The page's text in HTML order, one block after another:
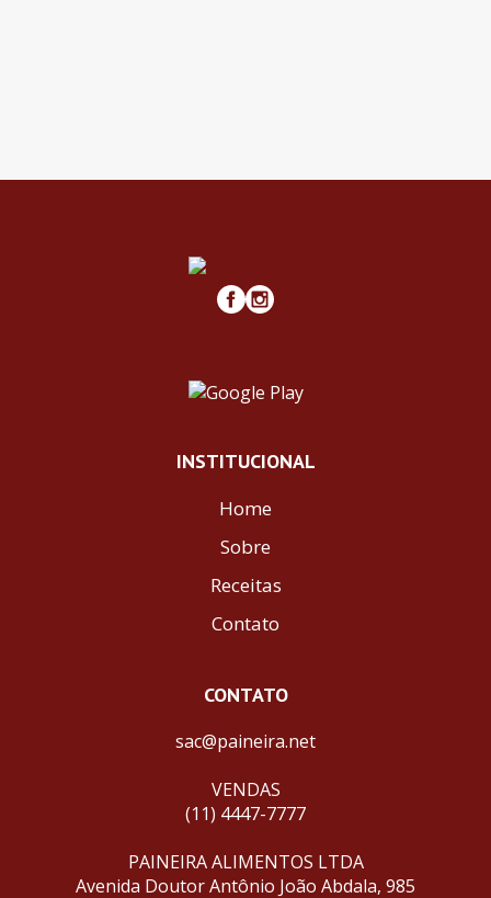
INSTITUCIONAL
Home
Sobre
Receitas
Contato
CONTATO
sac@paineira.net
VENDAS
(11) 4447-7777
PAINEIRA ALIMENTOS LTDA
Avenida Doutor Antônio João Abdala, 985